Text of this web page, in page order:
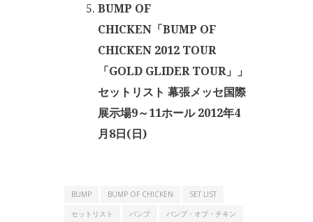
BUMP OF
CHICKEN「BUMP OF
CHICKEN 2012 TOUR
「GOLD GLIDER TOUR」」
セットリスト 幕張メッセ国際
展示場9～11ホール 2012年4
月8日(日)
BUMP BUMP OF CHICKEN
SET LIST
セットリスト
バンプ バンプ・オブ・チキン